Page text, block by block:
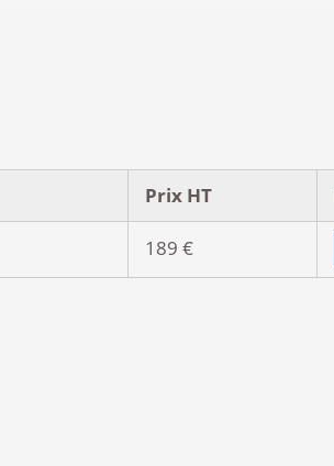
Prix HT
189 €